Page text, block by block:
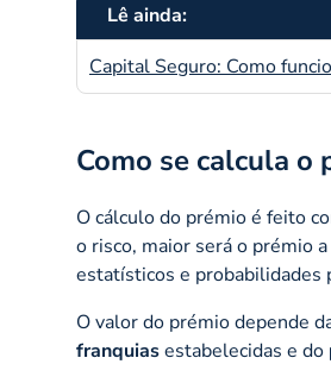
Lê ainda:
Capital Seguro: Como
Como se calcula o
O cálculo do prémio é feito
o risco, maior será o prémio
estatísticos e probabilidades
O valor do prémio depende
franquiasestabelecidas e do